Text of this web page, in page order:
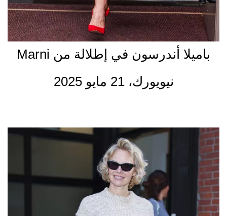
باميلا أندرسون في إطلالة من Marni
نيويورك، 21 مايو 2025